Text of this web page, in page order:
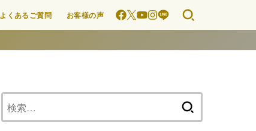
よくあるご質問 お客様の声